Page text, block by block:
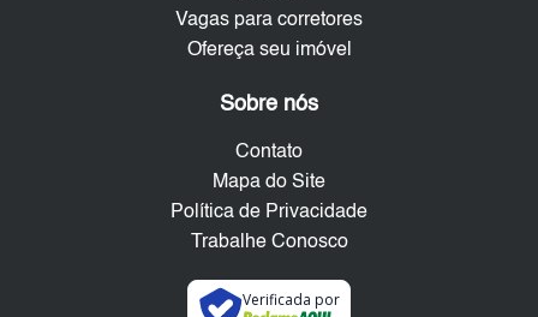
Vagas para corretores
Ofereça seu imóvel
Sobre nós
Contato
Mapa do Site
Política de Privacidade
Trabalhe Conosco
Verificada por